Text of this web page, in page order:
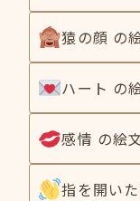
猿の顔 の
ハート の
感情 の絵
指を開い